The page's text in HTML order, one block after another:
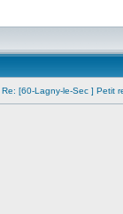
Re: [60-Lagny-le-Sec ] Petit